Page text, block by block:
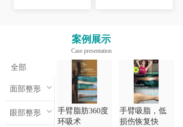
案例展示
Case presentation
全部
面部整形
眼部整形
手臂脂肪360度
环吸术
手臂吸脂，低
损伤恢复快